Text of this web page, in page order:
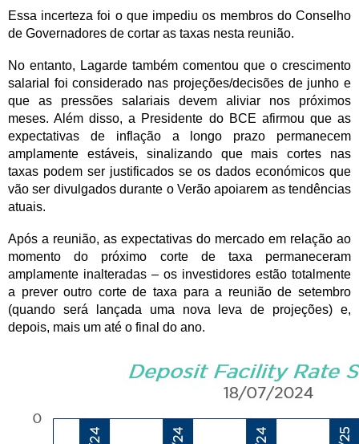
Essa incerteza foi o que impediu os membros do Conselho
de Governadores de cortar as taxas nesta reunião.
No entanto, Lagarde também comentou que o crescimento
salarial foi considerado nas projeções/decisões de junho e
que as pressões salariais devem aliviar nos próximos
meses. Além disso, a Presidente do BCE afirmou que as
expectativas de inflação a longo prazo permanecem
amplamente estáveis, sinalizando que mais cortes nas
taxas podem ser justificados se os dados económicos que
vão ser divulgados durante o Verão apoiarem as tendências
atuais.
Após a reunião, as expectativas do mercado em relação ao
momento do próximo corte de taxa permaneceram
amplamente inalteradas – os investidores estão totalmente
a prever outro corte de taxa para a reunião de setembro
(quando será lançada uma nova leva de projeções) e,
depois, mais um até o final do ano.